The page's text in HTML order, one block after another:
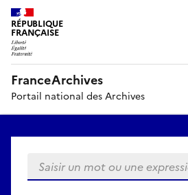
RÉPUBLIQUE
FRANÇAISE
FranceArchives
Portail national des Archives
Saisir un mot ou une expression